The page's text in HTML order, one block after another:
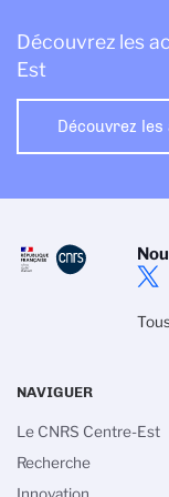
Découvrez les
Est
Découvrez
NAVIGUER
Le CNRS Centre-Est
Recherche